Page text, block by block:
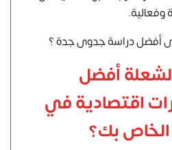
وفعالية.
أفضل دراسة جدوى جدة ؟
أفضل
اقتصادية في
بك؟